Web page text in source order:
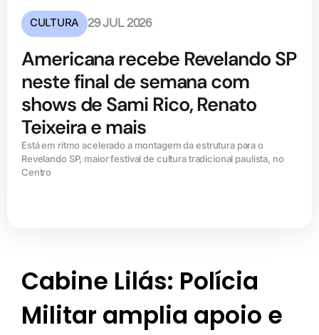
CULTURA 29 JUL 2026
Americana recebe Revelando SP
neste final de semana com
shows de Sami Rico, Renato
Teixeira e mais
Está em ritmo acelerado a montagem da estrutura para o
Revelando SP, maior festival de cultura tradicional paulista, no
Centro
Cabine Lilás: Polícia
Militar amplia apoio e